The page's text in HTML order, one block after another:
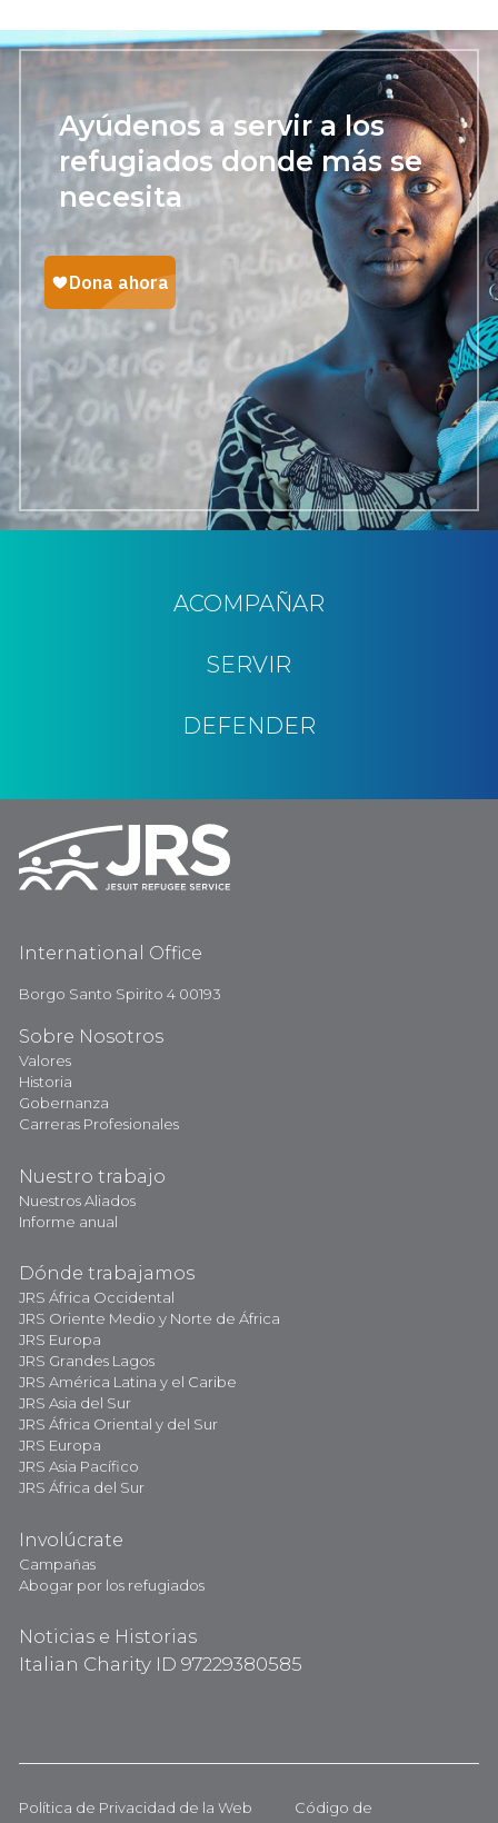
Ayúdenos a servir a los
refugiados donde más se
necesita
ACOMPAÑAR
SERVIR
DEFENDER
International Office
Borgo Santo Spirito 4 00193
Sobre Nosotros
Valores
Historia
Gobernanza
Carreras Profesionales
Nuestro trabajo
Nuestros Aliados
Informe anual
Dónde trabajamos
JRS África Occidental
JRS Oriente Medio y Norte de África
JRS Europa
JRS Grandes Lagos
JRS América Latina y el Caribe
JRS Asia del Sur
JRS África Oriental y del Sur
JRS Europa
JRS Asia Pacífico
JRS África del Sur
Involúcrate
Campañas
Abogar por los refugiados
Noticias e Historias
Italian Charity ID 97229380585
Política de Privacidad de la Web Código de